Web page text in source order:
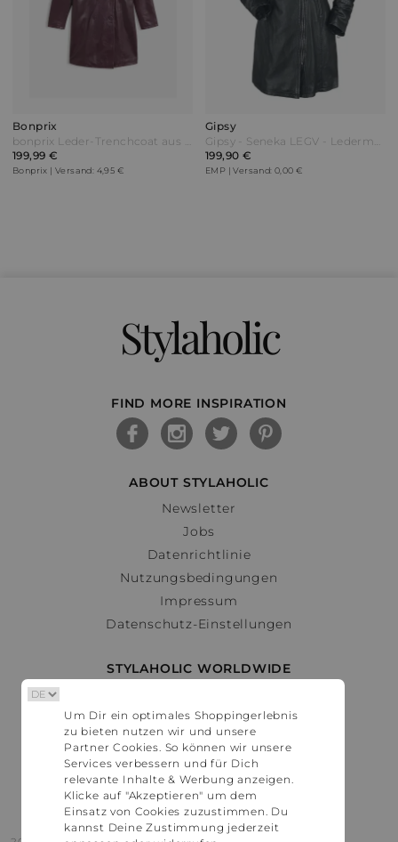
Bonprix
bonprix Leder-Trenchcoat aus Lammnappa Rot
199,99 €
Bonprix | Versand: 4,95 €
Gipsy
Gipsy - Seneka LEGV - Ledermantel - schwarz
199,90 €
EMP | Versand: 0,00 €
Stylaholic
FIND MORE INSPIRATION
ABOUT STYLAHOLIC
Newsletter
Jobs
Datenrichtlinie
Nutzungsbedingungen
Impressum
Datenschutz-Einstellungen
STYLAHOLIC WORLDWIDE
Österreich
Schweiz
France
United States
Um Dir ein optimales Shoppingerlebnis
zu bieten nutzen wir und unsere
Partner Cookies. So können wir unsere
Services verbessern und für Dich
relevante Inhalte & Werbung anzeigen.
Klicke auf "Akzeptieren" um dem
Einsatz von Cookies zuzustimmen. Du
kannst Deine Zustimmung jederzeit